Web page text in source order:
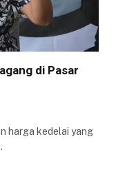
di Pasar
harga kedelai yang